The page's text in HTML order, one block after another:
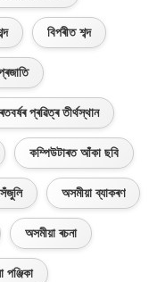
বিপৰীত শব্দ
প্ৰৱিত্ৰ তীৰ্থস্থান
কম্পিউটাৰত আঁকা ছবি
অসমীয়া ব্যাকৰণ
অসমীয়া ৰচনা
পঞ্জিকা